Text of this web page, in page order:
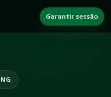
Garantir sessão